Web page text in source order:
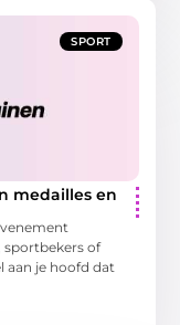
SPORT
medailles en
sportbekers of
aan je hoofd dat